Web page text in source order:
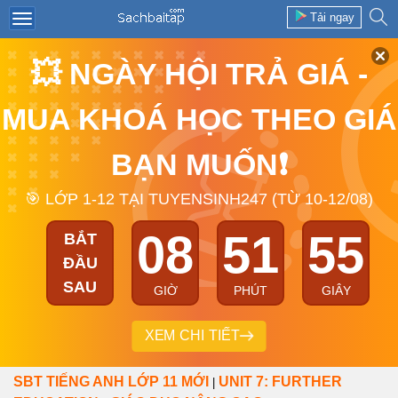
Tải ngay
💥 NGÀY HỘI TRẢ GIÁ -
MUA KHOÁ HỌC THEO GIÁ
BẠN MUỐN❗
🎯 LỚP 1-12 TẠI TUYENSINH247 (TỪ 10-12/08)
BẮT
ĐẦU
SAU
08
GIỜ
51
PHÚT
54
GIÂY
XEM CHI TIẾT
SBT TIẾNG ANH LỚP 11 MỚI
UNIT 7: FURTHER